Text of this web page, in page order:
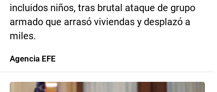
incluidos niños, tras brutal ataque de grupo
armado que arrasó viviendas y desplazó a
miles.
Agencia EFE